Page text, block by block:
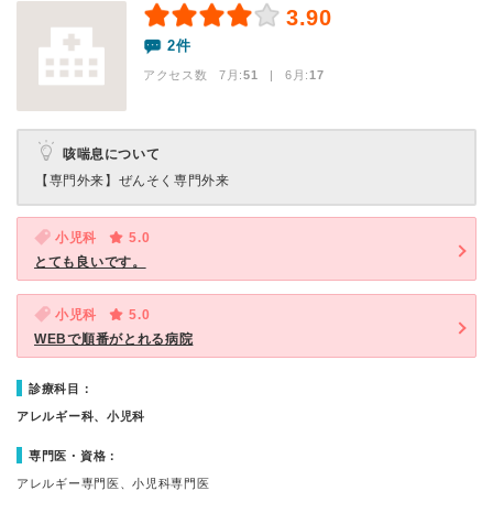
3.90
2件
アクセス数 7月:51 | 6月:17
咳喘息について
【専門外来】 ぜんそく専門外来
小児科
5.0
とても良いです。
小児科
5.0
WEBで順番がとれる病院
診療科目：
アレルギー科、小児科
専門医・資格：
アレルギー専門医、小児科専門医